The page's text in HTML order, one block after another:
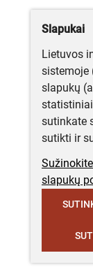
Slapukai
Lietuvos
sistemoje
slapukų
sutinkate
sutikti ir
slapukų